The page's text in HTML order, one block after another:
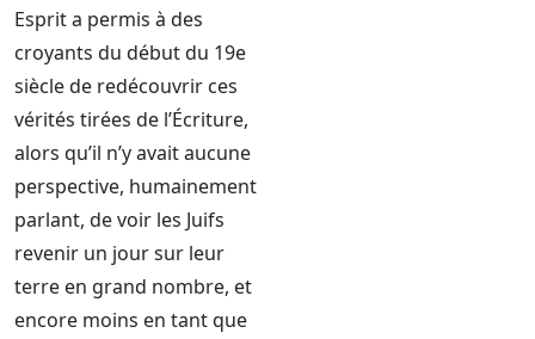
Esprit a permis à des
croyants du début du 19e
siècle de redécouvrir ces
vérités tirées de l’Écriture,
alors qu’il n’y avait aucune
perspective, humainement
parlant, de voir les Juifs
revenir un jour sur leur
terre en grand nombre, et
encore moins en tant que